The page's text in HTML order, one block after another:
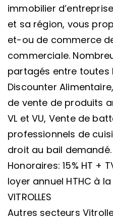
immobilier
et sa région, vous
et-ou de commerce
commerciale.
partagés entre toutes
Discounter
de vente de produits
VL et VU, Vente de
professionnels de
droit au bail demandé.
Honoraires: 15% HT +
loyer annuel HTHC à
VITROLLES
Autres secteurs